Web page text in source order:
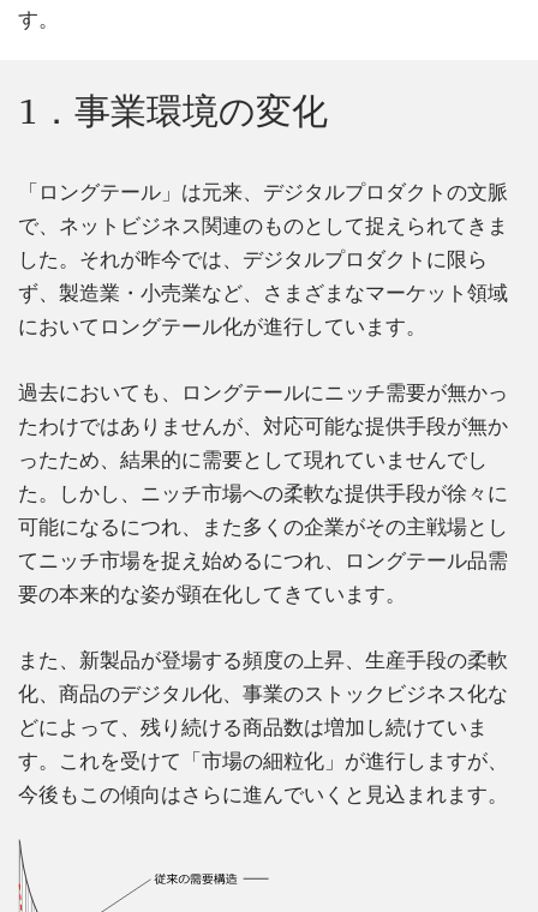
す。
1．事業環境の変化
「ロングテール」は元来、デジタルプロダクトの文脈
で、ネットビジネス関連のものとして捉えられてきま
した。それが昨今では、デジタルプロダクトに限ら
ず、製造業・小売業など、さまざまなマーケット領域
においてロングテール化が進行しています。
過去においても、ロングテールにニッチ需要が無かっ
たわけではありませんが、対応可能な提供手段が無か
ったため、結果的に需要として現れていませんでし
た。しかし、ニッチ市場への柔軟な提供手段が徐々に
可能になるにつれ、また多くの企業がその主戦場とし
てニッチ市場を捉え始めるにつれ、ロングテール品需
要の本来的な姿が顕在化してきています。
また、新製品が登場する頻度の上昇、生産手段の柔軟
化、商品のデジタル化、事業のストックビジネス化な
どによって、残り続ける商品数は増加し続けていま
す。これを受けて「市場の細粒化」が進行しますが、
今後もこの傾向はさらに進んでいくと見込まれます。